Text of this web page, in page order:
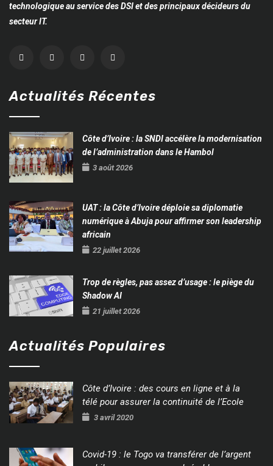
technologique au service des DSI et des principaux décideurs du
secteur IT.
Actualités Récentes
Côte d’Ivoire : la SNDI accélère la modernisation
de l’administration dans le Hambol
3 août 2026
UAT : la Côte d’Ivoire déploie sa diplomatie
numérique à Abuja pour affirmer son leadership
africain
22 juillet 2026
Trop de règles, pas assez d’usage : le piège du
Shadow AI
21 juillet 2026
Actualités Populaires
Côte d’Ivoire : des cours en ligne et à la
télé pour assurer la continuité de l’Ecole
3 avril 2020
Covid-19 : le Togo va transférer de l’argent